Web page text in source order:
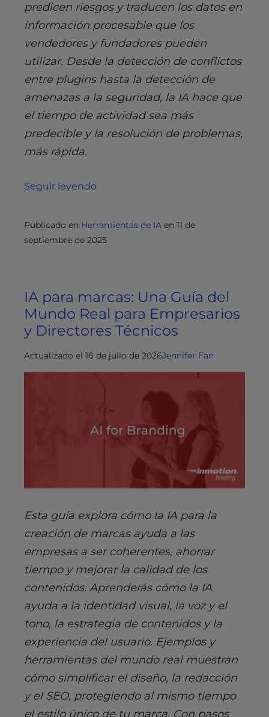
predicen riesgos y traducen los datos en
información procesable que los
vendedores y fundadores pueden
utilizar. Desde la detección de conflictos
entre plugins hasta la detección de
amenazas a la seguridad, la IA hace que
el tiempo de actividad sea más
predecible y la resolución de problemas,
más rápida.
Seguir leyendo
Publicado en Herramientas de IA en 11 de
septiembre de 2025
IA para marcas: Una Guía del
Mundo Real para Empresarios
y Directores Técnicos
Actualizado el 16 de julio de 2026Jennifer Fan
Esta guía explora cómo la IA para la
creación de marcas ayuda a las
empresas a ser coherentes, ahorrar
tiempo y mejorar la calidad de los
contenidos. Aprenderás cómo la IA
ayuda a la identidad visual, la voz y el
tono, la estrategia de contenidos y la
experiencia del usuario. Ejemplos y
herramientas del mundo real muestran
cómo simplificar el diseño, la redacción
y el SEO, protegiendo al mismo tiempo
el estilo único de tu marca. Con pasos